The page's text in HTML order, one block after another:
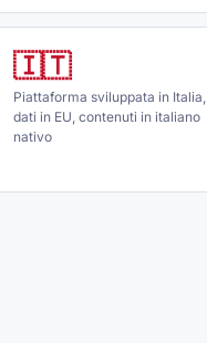
🇮🇹
Piattaforma sviluppata in Italia,
dati in EU, contenuti in italiano
nativo